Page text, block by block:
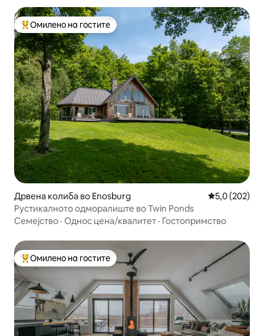
Меѓу најуспешните „Омилени на гостите“
Омилено на гостите
Дрвена колиба во Enosburg Просечна
5,0 (202)
Рустикалното одморалиште во Twin Ponds
Семејство · Однос цена/квалитет · Гостопримство
Меѓу најуспешните „Омилени на гостите“
Омилено на гостите